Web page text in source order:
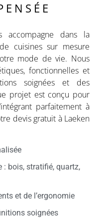
accompagne dans la
cuisines sur mesure
mode de vie. Nous
fonctionnelles et
soignées et des
projet est conçu pour
parfaitement à
devis gratuit à Laeken
bois, stratifié, quartz,
et de l’ergonomie
soignées